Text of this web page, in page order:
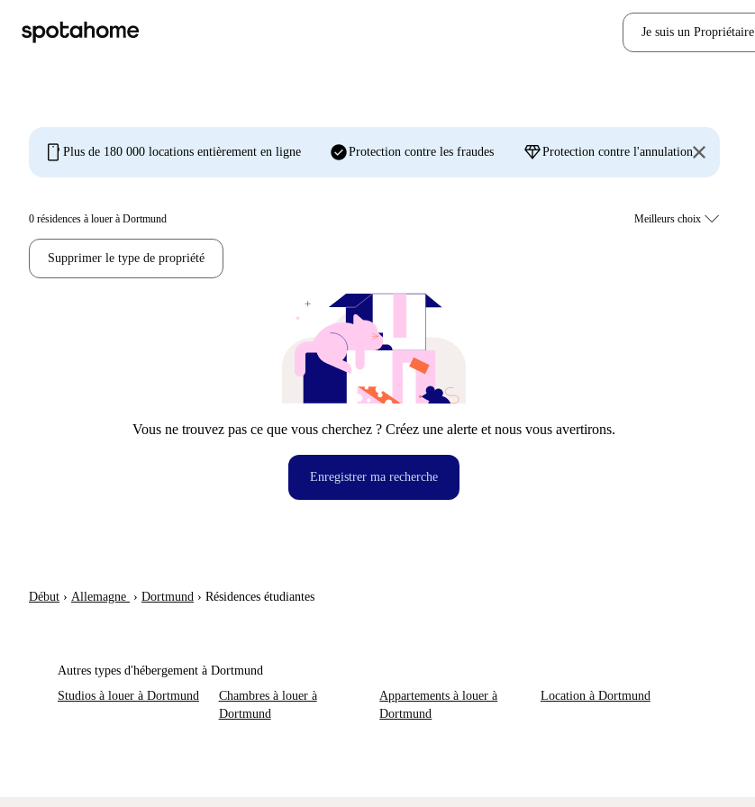
Je suis un Propriétaire
mobile Plus de 180 000 locations entièrement en ligne check_circleProtection contre les fraudes diamondProtection contre l'annulation
0 résidences à louer à Dortmund
Supprimer le type de propriété
Vous ne trouvez pas ce que vous cherchez ? Créez une alerte et nous vous avertirons.
Enregistrer ma recherche
Début › Allemagne › Dortmund › Résidences étudiantes
Autres types d'hébergement à Dortmund
Studios à louer à Dortmund
Chambres à louer à
Dortmund
Appartements à louer à
Dortmund
Location à Dortmund